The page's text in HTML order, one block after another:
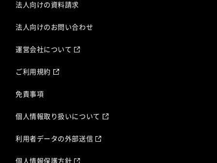
法人向けの資料請求
法人向けのお問い合わせ
運営会社について
ご利用規約
免責事項
個人情報取り扱いについて
利用者データの外部送信
個人情報保護方針